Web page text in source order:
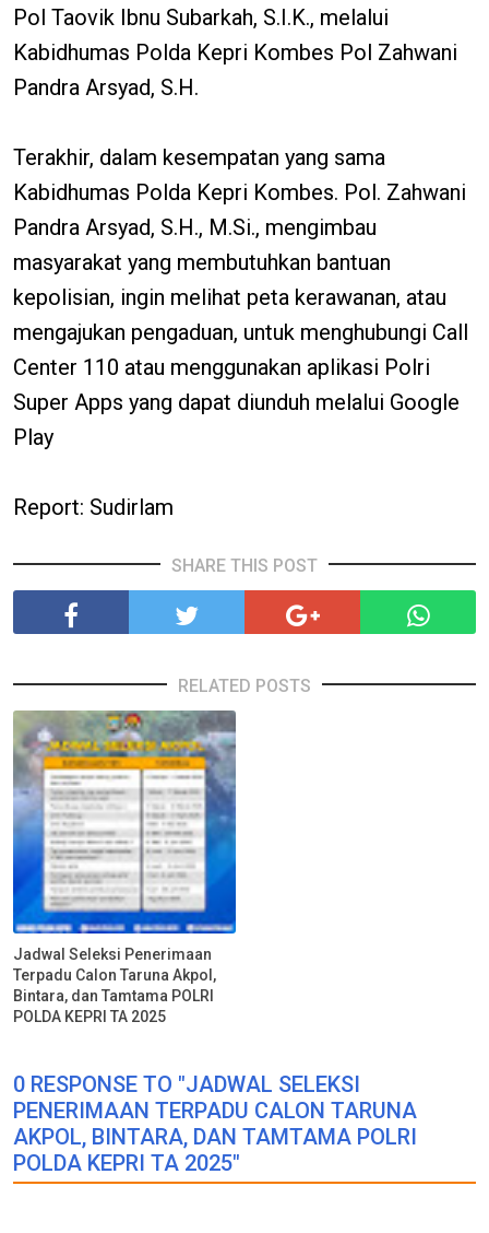
Pol Taovik Ibnu Subarkah, S.I.K., melalui
Kabidhumas Polda Kepri Kombes Pol Zahwani
Pandra Arsyad, S.H.
Terakhir, dalam kesempatan yang sama
Kabidhumas Polda Kepri Kombes. Pol. Zahwani
Pandra Arsyad, S.H., M.Si., mengimbau
masyarakat yang membutuhkan bantuan
kepolisian, ingin melihat peta kerawanan, atau
mengajukan pengaduan, untuk menghubungi Call
Center 110 atau menggunakan aplikasi Polri
Super Apps yang dapat diunduh melalui Google
Play
Report: Sudirlam
SHARE THIS POST
RELATED POSTS
Jadwal Seleksi Penerimaan
Terpadu Calon Taruna Akpol,
Bintara, dan Tamtama POLRI
POLDA KEPRI TA 2025
0 RESPONSE TO "JADWAL SELEKSI
PENERIMAAN TERPADU CALON TARUNA
AKPOL, BINTARA, DAN TAMTAMA POLRI
POLDA KEPRI TA 2025"